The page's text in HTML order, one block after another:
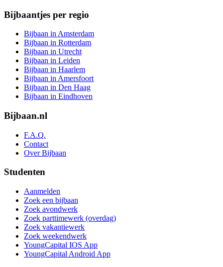
Bijbaantjes per regio
Bijbaan in Amsterdam
Bijbaan in Rotterdam
Bijbaan in Utrecht
Bijbaan in Leiden
Bijbaan in Haarlem
Bijbaan in Amersfoort
Bijbaan in Den Haag
Bijbaan in Eindhoven
Bijbaan.nl
F.A.Q.
Contact
Over Bijbaan
Studenten
Aanmelden
Zoek een bijbaan
Zoek avondwerk
Zoek parttimewerk (overdag)
Zoek vakantiewerk
Zoek weekendwerk
YoungCapital IOS App
YoungCapital Android App